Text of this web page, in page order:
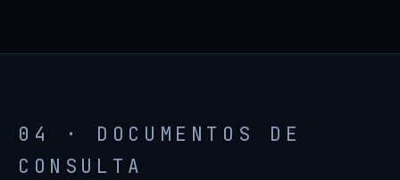
04 · DOCUMENTOS DE
CONSULTA